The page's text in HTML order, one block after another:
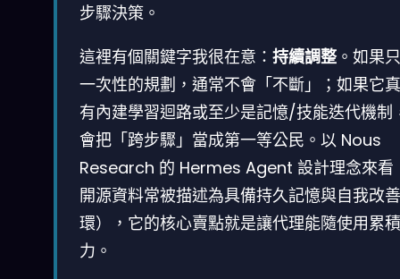
步驟決策。
這裡有個關鍵字我很在意： 持續調整。如果
一次性的規劃，通常不會「不斷」；如果它
有內建學習迴路或至少是記憶/技能迭代機制
會把「跨步驟」當成第一等公民。以 Nous
Research 的 Hermes Agent 設計理念來看
開源資料常被描述為具備持久記憶與自我改
環），它的核心賣點就是讓代理能隨使用累
力。